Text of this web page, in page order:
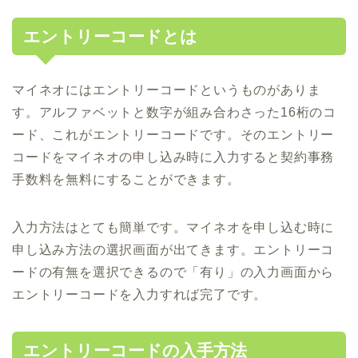
エントリーコードとは
マイネオにはエントリーコードというものがありま
す。アルファベットと数字が組み合わさった16桁のコ
ード、これがエントリーコードです。そのエントリー
コードをマイネオの申し込み時に入力すると契約事務
手数料を無料にすることができます。
入力方法はとても簡単です。マイネオを申し込む時に
申し込み方法の選択画面が出てきます。エントリーコ
ードの有無を選択できるので「有り」の入力画面から
エントリーコードを入力すれば完了です。
エントリーコードの入手方法